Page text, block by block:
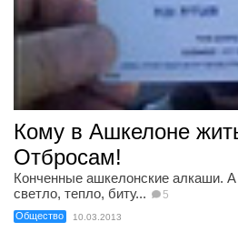
Кому в Ашкелоне
Отбросам!
Конченные ашкелонские алкаши. А
светло, тепло, биту...
5
Общество 10.03.2013